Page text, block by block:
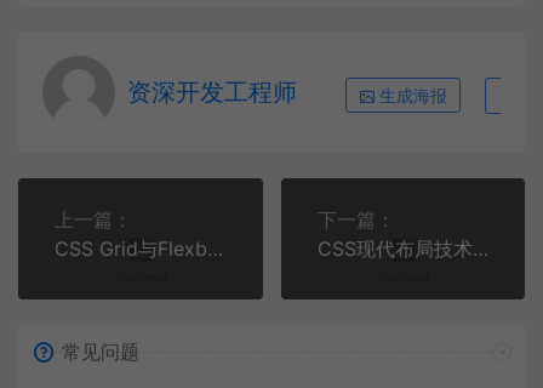
资深开发工程师 生成海报
上一篇：
CSS Grid与Flexbox构建现代响应式数据可视化仪表盘 | 实战教程
下一篇：
CSS现代布局技术深度解析：从Grid到Flexbox的实战应用指南
常见问题